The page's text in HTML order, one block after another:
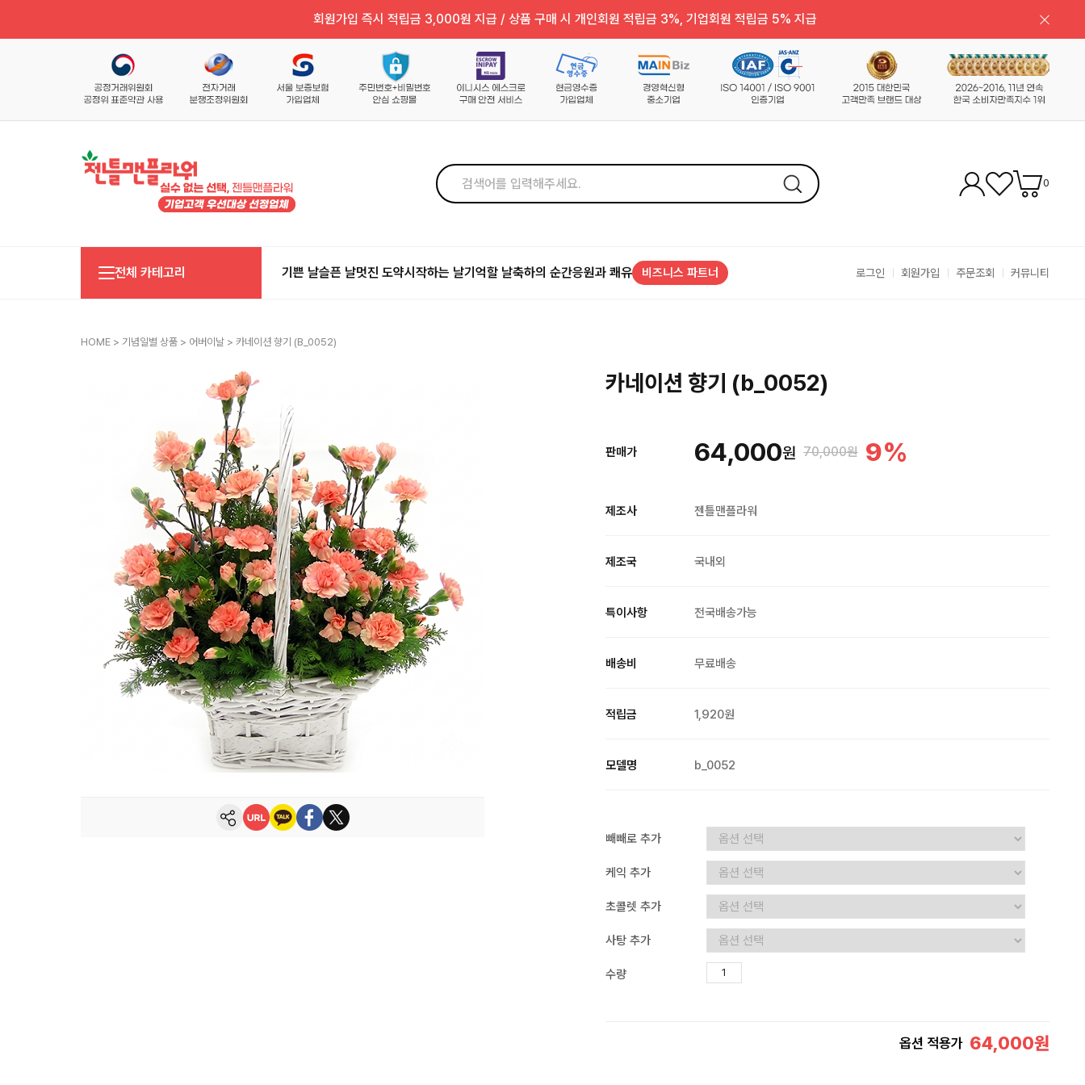
회원가입 즉시 적립금 3,000원 지급 / 상품 구매 시 개인회원 적립금 3%, 기업회원 적립금 5% 지급
0
전체 카테고리 기쁜 날슬픈 날멋진 도약시작하는 날기억할 날축하의 순간응원과 쾌유 비즈니스 파트너 로그인 회원가입 주문조회 커뮤니티
HOME > 기념일별 상품 > 어버이날 > 카네이션 향기 (b_0052)
카네이션 향기 (b_0052)
판매가 64,000원 70,000원 9%
제조사 젠틀맨플라워
제조국 국내외
특이사항 전국배송가능
배송비 무료배송
적립금 1,920원
모델명 b_0052
빼빼로 추가
케익 추가
초콜렛 추가
사탕 추가
수량
옵션 적용가 64,000원